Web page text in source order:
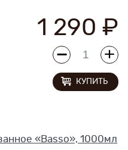
«Basso», 1000мл
1 290 ₽
КУПИТЬ